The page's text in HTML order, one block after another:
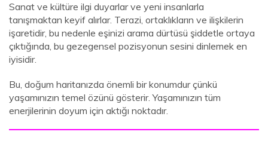
Sanat ve kültüre ilgi duyarlar ve yeni insanlarla
tanışmaktan keyif alırlar. Terazi, ortaklıkların ve ilişkilerin
işaretidir, bu nedenle eşinizi arama dürtüsü şiddetle ortaya
çıktığında, bu gezegensel pozisyonun sesini dinlemek en
iyisidir.
Bu, doğum haritanızda önemli bir konumdur çünkü
yaşamınızın temel özünü gösterir. Yaşamınızın tüm
enerjilerinin doyum için aktığı noktadır.